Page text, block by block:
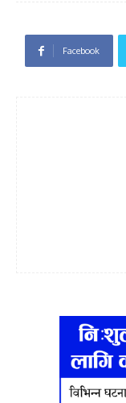
Facebook